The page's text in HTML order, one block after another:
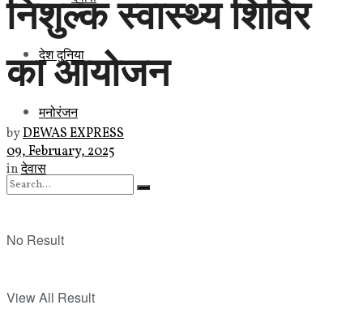
देश दुनिया
मनोरंजन
No Result
View All Result
निशुल्क स्वास्थ्य शिविर
का आयोजन
byDEWAS EXPRESS
09, February, 2025
inदेवास